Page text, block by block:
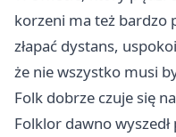
korzeni ma też bardzo
złapać dystans,
że nie wszystko musi
Folk dobrze czuje się
Folklor dawno